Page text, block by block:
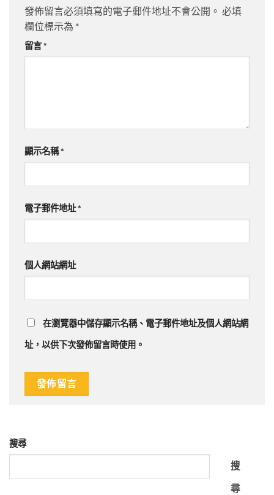
發佈留言必須填寫的電子郵件地址不會公開。 必填
欄位標示為 *
留言*
顯示名稱*
電子郵件地址*
個人網站網址
在瀏覽器中儲存顯示名稱、電子郵件地址及個人網站網
址，以供下次發佈留言時使用。
搜尋
搜
尋